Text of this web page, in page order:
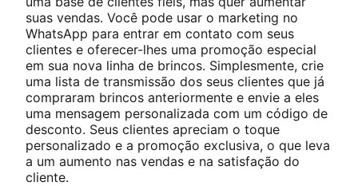
suas vendas. Você pode usar o marketing no
WhatsApp para entrar em contato com seus
clientes e oferecer-lhes uma promoção especial
em sua nova linha de brincos. Simplesmente, crie
uma lista de transmissão dos seus clientes que já
compraram brincos anteriormente e envie a eles
uma mensagem personalizada com um código de
desconto. Seus clientes apreciam o toque
personalizado e a promoção exclusiva, o que leva
a um aumento nas vendas e na satisfação do
cliente.